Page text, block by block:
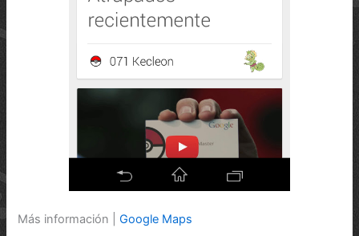
Más información |Google Maps